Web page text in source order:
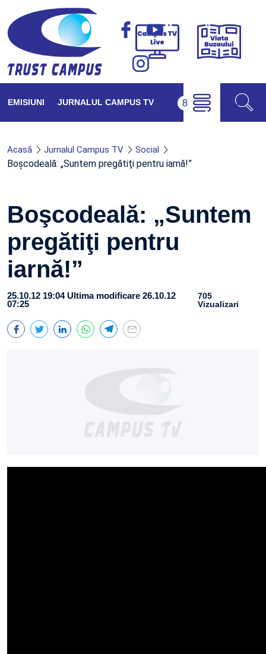
Campus
Viața
EMISIUNI JURNALUL CAMPUS TV
Acasă Jurnalul Campus TV Social
Boşcodeală: „Suntem pregătiţi pentru iarnă!”
Boşcodeală: „Suntem
pregătiţi pentru
iarnă!”
25.10.12 19:04 Ultima modificare 26.10.12
07:25
705
Vizualizari